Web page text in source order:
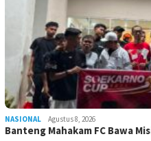
NASIONAL Agustus 8, 2026
Banteng Mahakam FC Bawa